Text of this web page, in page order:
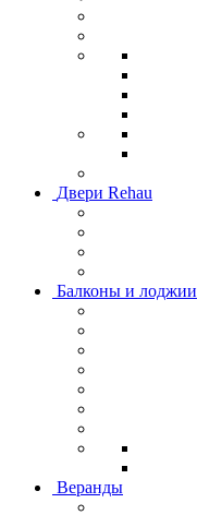
Двери Rehau
Балконы и лоджии
Веранды